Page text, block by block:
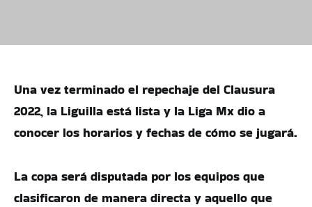
Una vez terminado el repechaje del Clausura
2022, la Liguilla está lista y la Liga Mx dio a
conocer los horarios y fechas de cómo se jugará.
La copa será disputada por los equipos que
clasificaron de manera directa y aquello que